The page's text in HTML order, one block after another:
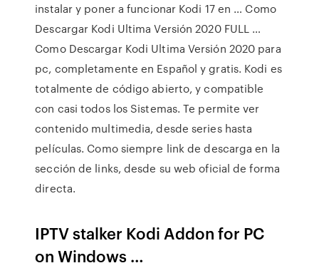
instalar y poner a funcionar Kodi 17 en … Como
Descargar Kodi Ultima Versión 2020 FULL …
Como Descargar Kodi Ultima Versión 2020 para
pc, completamente en Español y gratis. Kodi es
totalmente de código abierto, y compatible
con casi todos los Sistemas. Te permite ver
contenido multimedia, desde series hasta
películas. Como siempre link de descarga en la
sección de links, desde su web oficial de forma
directa.
IPTV stalker Kodi Addon for PC
on Windows …